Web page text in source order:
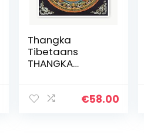
Thangka
Tibetaans
THANGKA
PRINCIPES
€58.00